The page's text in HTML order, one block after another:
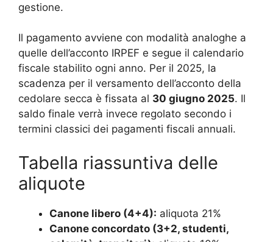
gestione.
Il pagamento avviene con modalità analoghe a
quelle dell’acconto IRPEF e segue il calendario
fiscale stabilito ogni anno. Per il 2025, la
scadenza per il versamento dell’acconto della
cedolare secca è fissata al 30 giugno 2025. Il
saldo finale verrà invece regolato secondo i
termini classici dei pagamenti fiscali annuali.
Tabella riassuntiva delle
aliquote
Canone libero (4+4): aliquota 21%
Canone concordato (3+2, studenti,